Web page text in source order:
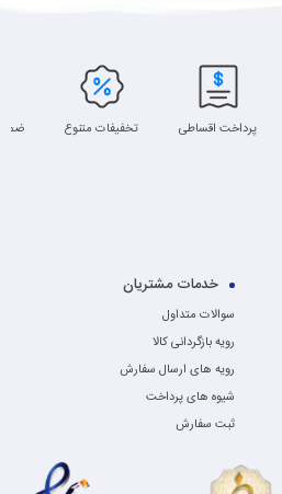
پرداخت اقساطی تخفیفات متنوع
خدمات مشتریان
سوالات متداول
رویه بازگردانی کالا
رویه های ارسال سفارش
شیوه های پرداخت
ثبت سفارش